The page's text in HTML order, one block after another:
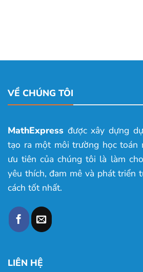
VỀ CHÚNG TÔI
MathExpress được xây dựng
tạo ra một môi trường học toán
ưu tiên của chúng tôi là làm
yêu thích, đam mê và phát triển
cách tốt nhất.
LIÊN HỆ